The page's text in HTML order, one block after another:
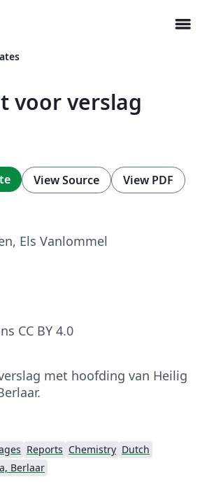
menu
voor verslag
View Source View PDF
Els Vanlommel
CC BY 4.0
met hoofding van Heilig
Reports Chemistry Dutch
Berlaar